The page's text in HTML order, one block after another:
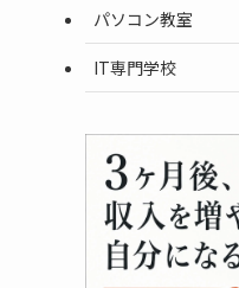
パソコン教室
IT専門学校